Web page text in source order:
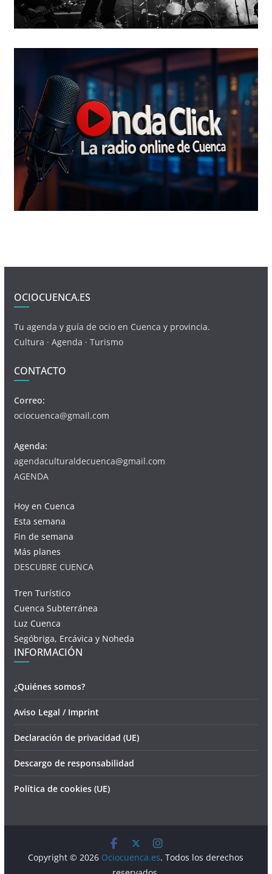
OCIOCUENCA.ES
Tu agenda y guía de ocio en Cuenca y provincia.
Cultura · Agenda · Turismo
CONTACTO
Correo:
ociocuenca@gmail.com
Agenda:
agendaculturaldecuenca@gmail.com
AGENDA
Hoy en Cuenca
Esta semana
Fin de semana
Más planes
DESCUBRE CUENCA
Tren Turístico
Cuenca Subterránea
Luz Cuenca
Segóbriga, Ercávica y Noheda
INFORMACIÓN
¿Quiénes somos?
Aviso Legal / Imprint
Declaración de privacidad (UE)
Descargo de responsabilidad
Política de cookies (UE)
Copyright © 2026 Ociocuenca.es. Todos los derechos